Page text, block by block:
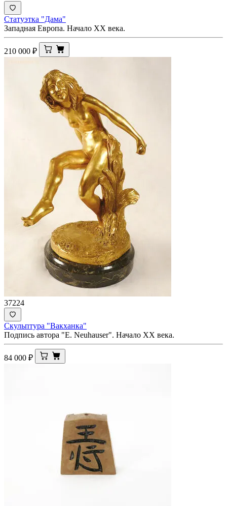
Статуэтка "Дама"
Западная Европа. Начало XX века.
210 000 ₽
37224
Скульптура "Вакханка"
Подпись автора "E. Neuhauser". Начало ХХ века.
84 000 ₽